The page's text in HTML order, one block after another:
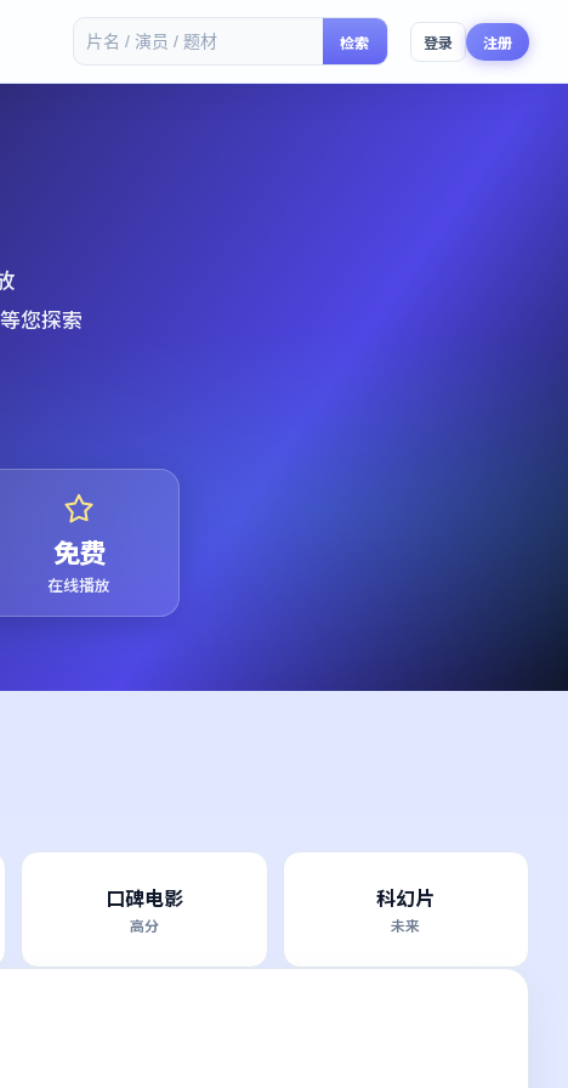
检索 登录 注册
您探索
免费
在线播放
口碑电影
高分
科幻片
未来